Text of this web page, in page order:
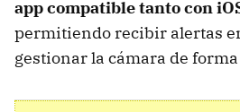
app compatible tanto con
permitiendo recibir alertas
gestionar la cámara de